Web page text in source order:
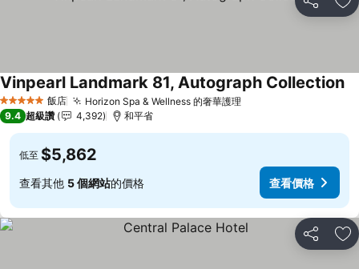
分享 加
5 星級 飯店 Horizon Spa & Wellness 的奢華護理查看價格
Vinpearl Landmark 81, Autograph Collection
9.4 超級讚 4,392 和平省
低至 $5,862
查看其他 5 個網站的價格 查看價格
分享 加